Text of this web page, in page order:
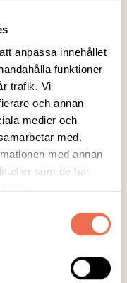
anpassa innehållet
funktioner
trafik. Vi
och annan
medier och
med.
med annan
eller som de har
2023-08-01